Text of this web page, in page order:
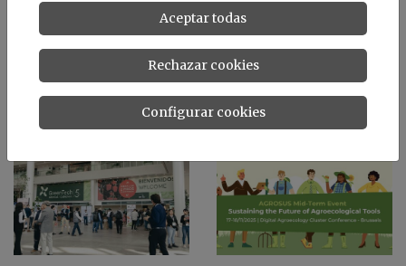
Ecología 2026 del
Instituto Juan Belmonte
dignificar el cuidado de
la tierra y su
Fruit Logistica 2026: La
inteligencia artificial es
el factor decisivo
Aceptar todas
Rechazar cookies
Configurar cookies